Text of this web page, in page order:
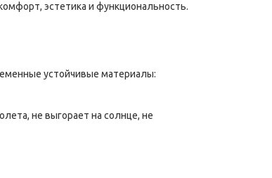
эстетика и функциональность.
устойчивые материалы:
не выгорает на солнце, не